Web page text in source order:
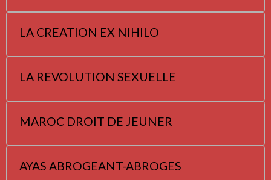
LA CREATION EX NIHILO
LA REVOLUTION SEXUELLE
MAROC DROIT DE JEUNER
AYAS ABROGEANT-ABROGES